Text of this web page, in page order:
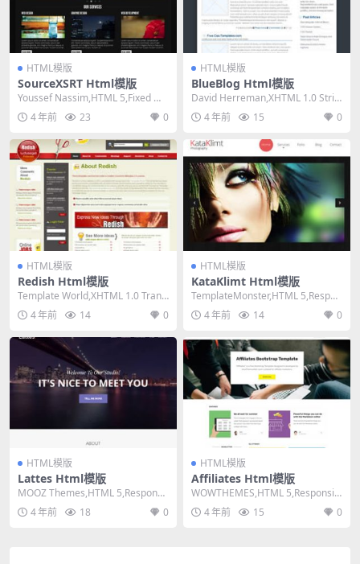
HTML模版
SourceXSRT Html模版
Youssef Nassim,HTML 5,Fixed Wi
dth, 2 Col...
4 年前 23 0
HTML模版
BlueBlog Html模版
David Herreman,XHTML 1.0 Stric
t,Fixed Wi...
4 年前 15 0
HTML模版
Redish Html模版
Template World,XHTML 1.0 Transi
tional,Fi...
4 年前 14 0
HTML模版
KataKlimt Html模版
TemplateMonster,HTML 5,Respon
sive, Mixed...
4 年前 14 0
HTML模版
Lattes Html模版
MOOZ Themes,HTML 5,Responsi
ve, 4 Columns...
4 年前 18 0
HTML模版
Affiliates Html模版
WOWTHEMES,HTML 5,Responsiv
e, 4 Columns,D...
4 年前 15 0